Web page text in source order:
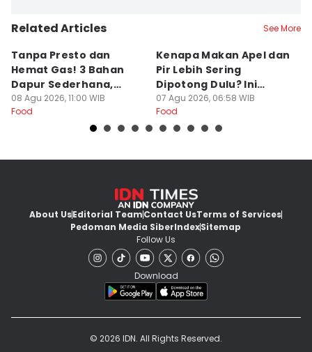
Related Articles See More
Tanpa Presto dan
Hemat Gas! 3 Bahan
Dapur Sederhana,
Daging Sapi Empuk
Dalam 15 Menit
08 Agu 2026, 11:00 WIB
Food
Kenapa Makan Apel dan
Pir Lebih Sering
Dipotong Dulu? Ini
Alasannya
07 Agu 2026, 06:58 WIB
Food
About UsEditorial TeamContact UsTerms of Services
Pedoman Media SiberIndexSitemap
Follow Us
Download
© 2026 IDN. All Rights Reserved.